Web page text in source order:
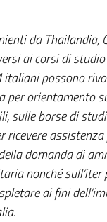
da Thailandia,
ai corsi di
possono
per orientamento
sulle borse di
ricevere
domanda di
nonché sull’iter
ai fini